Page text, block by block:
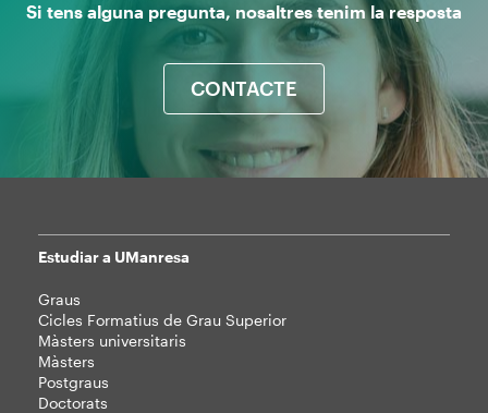
Si tens alguna pregunta, nosaltres tenim la resposta
CONTACTE
Mapa
web
Estudiar a UManresa
Graus
Cicles Formatius de Grau Superior
Màsters universitaris
Màsters
Postgraus
Doctorats